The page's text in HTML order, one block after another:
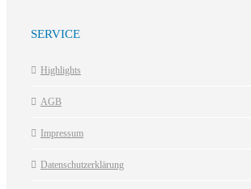
SERVICE
Highlights
AGB
Impressum
Datenschutzerklärung